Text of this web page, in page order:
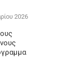
2026